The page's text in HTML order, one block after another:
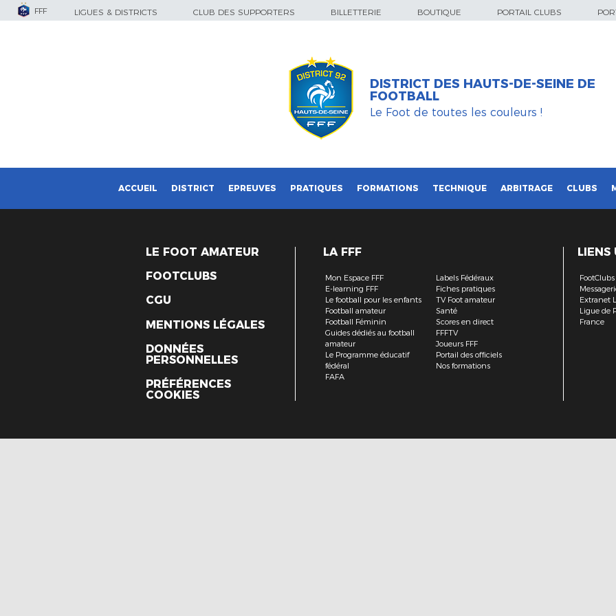
FFF LIGUES & DISTRICTS CLUB DES SUPPORTERS BILLETTERIE BOUTIQUE PORTAIL CLUBS
DISTRICT DES HAUTS-DE-SEINE DE
FOOTBALL
Le Foot de toutes les couleurs !
ACCUEIL DISTRICT EPREUVES PRATIQUES FORMATIONS TECHNIQUE ARBITRAGE CLUBS
LE FOOT AMATEUR
FOOTCLUBS
CGU
MENTIONS LÉGALES
DONNÉES
PERSONNELLES
PRÉFÉRENCES
COOKIES
LA FFF
Mon Espace FFF
E-learning FFF
Le football pour les enfants
Football amateur
Football Féminin
Guides dédiés au football
amateur
Le Programme éducatif
fédéral
FAFA
Labels Fédéraux
Fiches pratiques
TV Foot amateur
Santé
Scores en direct
FFFTV
Joueurs FFF
Portail des officiels
Nos formations
LIENS
FootClubs
Extranet
Ligue de
France